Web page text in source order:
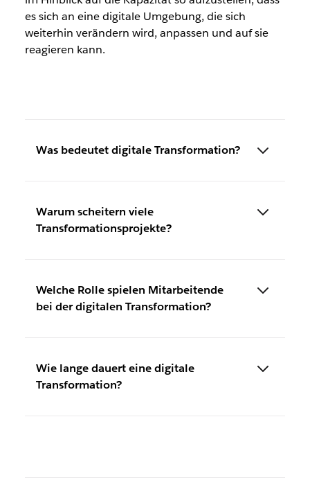
es sich an eine digitale Umgebung, die sich
weiterhin verändern wird, anpassen und auf sie
reagieren kann.
Was bedeutet digitale Transformation?
Warum scheitern viele
Transformationsprojekte?
Welche Rolle spielen Mitarbeitende
bei der digitalen Transformation?
Wie lange dauert eine digitale
Transformation?